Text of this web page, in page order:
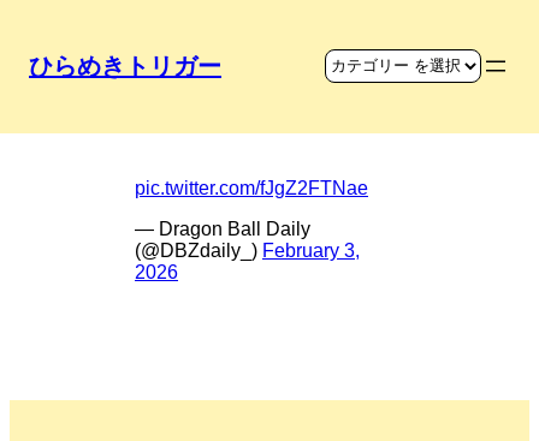
ひらめきトリガー
pic.twitter.com/fJgZ2FTNae
— Dragon Ball Daily
(@DBZdaily_) February 3,
2026